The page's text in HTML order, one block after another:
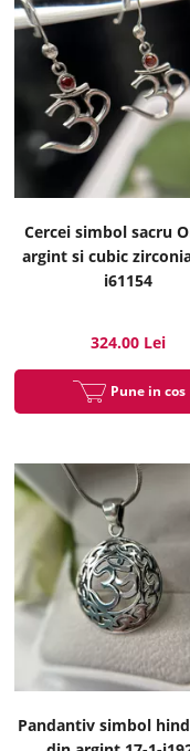
Cercei simbol sacru
argint si cubic
i61154
324.00 Lei
Pune in cos
Pandantiv simbol